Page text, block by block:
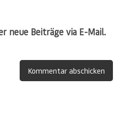
neue Beiträge via E-Mail.